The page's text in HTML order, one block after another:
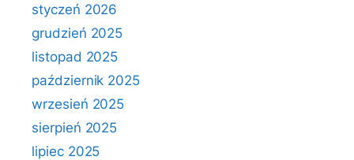
styczeń 2026
grudzień 2025
listopad 2025
październik 2025
wrzesień 2025
sierpień 2025
lipiec 2025